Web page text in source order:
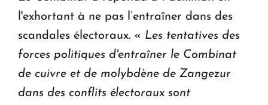
l'exhortant à ne pas l’entraîner dans des
scandales électoraux. « Les tentatives des
forces politiques d'entraîner le Combinat
de cuivre et de molybdène de Zangezur
dans des conflits électoraux sont